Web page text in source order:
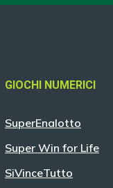
GIOCHI NUMERICI
SuperEnalotto
Super Win for Life
SiVinceTutto